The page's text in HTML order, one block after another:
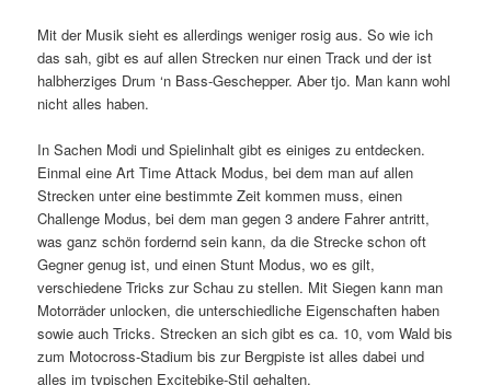
Mit der Musik sieht es allerdings weniger rosig aus. So wie ich
das sah, gibt es auf allen Strecken nur einen Track und der ist
halbherziges Drum ‘n Bass-Geschepper. Aber tjo. Man kann wohl
nicht alles haben.
In Sachen Modi und Spielinhalt gibt es einiges zu entdecken.
Einmal eine Art Time Attack Modus, bei dem man auf allen
Strecken unter eine bestimmte Zeit kommen muss, einen
Challenge Modus, bei dem man gegen 3 andere Fahrer antritt,
was ganz schön fordernd sein kann, da die Strecke schon oft
Gegner genug ist, und einen Stunt Modus, wo es gilt,
verschiedene Tricks zur Schau zu stellen. Mit Siegen kann man
Motorräder unlocken, die unterschiedliche Eigenschaften haben
sowie auch Tricks. Strecken an sich gibt es ca. 10, vom Wald bis
zum Motocross-Stadium bis zur Bergpiste ist alles dabei und
alles im typischen Excitebike-Stil gehalten.